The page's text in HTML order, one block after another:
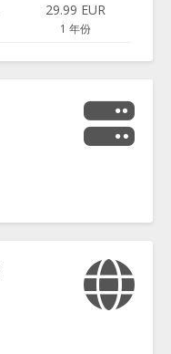
29.99 EUR
1 年份